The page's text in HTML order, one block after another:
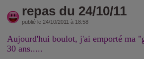
repas du 24/10/11
publié le 24/10/2011 à 18:58
Aujourd'hui boulot, j'ai emporté ma
30 ans.....